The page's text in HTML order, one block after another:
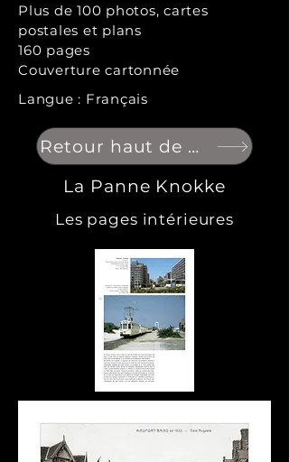
quasiment rectiligne et ces
belles plages de sable fin
presque ininterrompues.
Il relie les treize stations
balnéaires, véritables
petits coins de paradis,
l’année. C’est donc tout
naturellement que nous
vous emmènerons à bord
du tramway entre La Panne
et Knokke à la découverte,
des lieux oubliés et
discrets.
Pêle-mêle, balancés entre
documents d’hier et
Plus de 100 photos, cartes
postales et plans
160 pages
Couverture cartonnée
Langue : Français
Retour haut de page
La Panne Knokke
Les pages intérieures